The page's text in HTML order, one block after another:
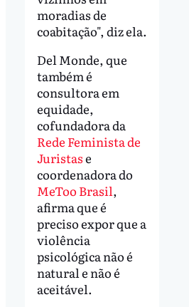
moradias de
coabitação", diz ela.
Del Monde, que
também é
consultora em
equidade,
cofundadora da
Rede Feminista de
Juristase
coordenadora do
MeToo Brasil,
afirma que é
preciso expor que a
violência
psicológica não é
natural e não é
aceitável.